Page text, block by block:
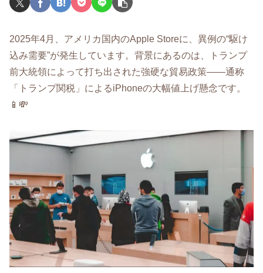
2025年4月、アメリカ国内のApple Storeに、異例の“駆け
込み需要”が発生しています。背景にあるのは、トランプ
前大統領によって打ち出された強硬な貿易政策――通称
「トランプ関税」によるiPhoneの大幅値上げ懸念です。
📱💸